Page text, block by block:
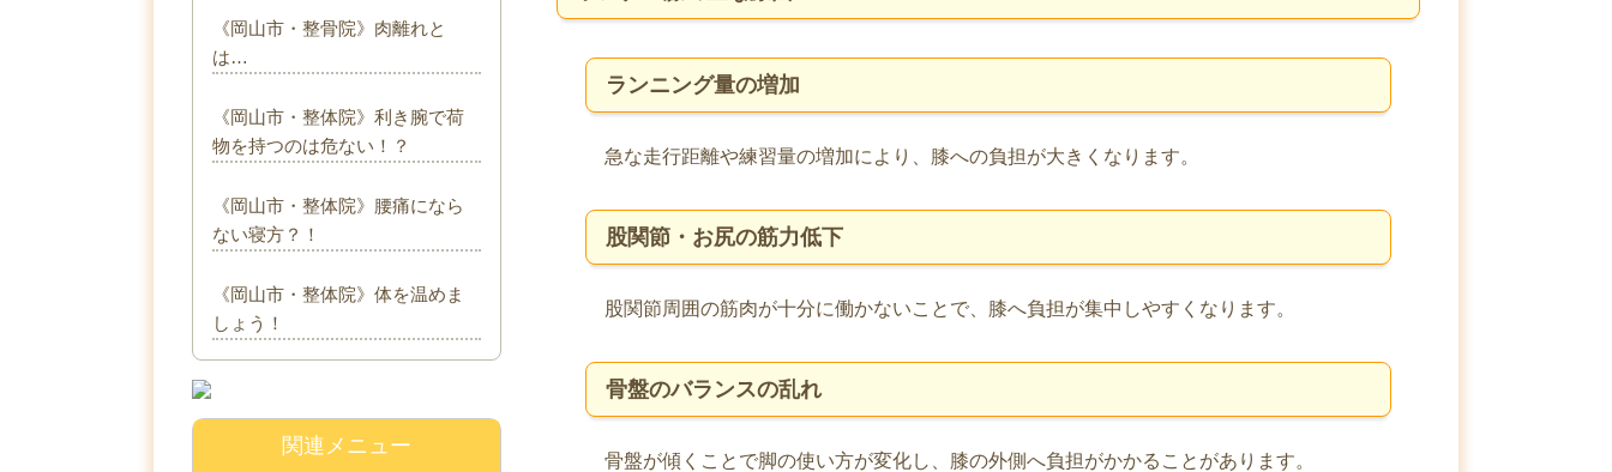
ランニング量の増加
急な走行距離や練習量の増加により、膝への負担が大きくなります。
股関節・お尻の筋力低下
股関節周囲の筋肉が十分に働かないことで、膝へ負担が集中しやすくなります。
骨盤のバランスの乱れ
骨盤が傾くことで脚の使い方が変化し、膝の外側へ負担がかかることがあります。
《岡山市・整骨院》肉離れと
は…
《岡山市・整体院》利き腕で荷
物を持つのは危ない！？
《岡山市・整体院》腰痛になら
ない寝方？！
《岡山市・整体院》体を温めま
しょう！
関連メニュー